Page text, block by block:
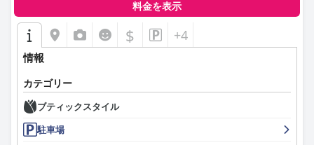
料金を表示
$ +4
情報
カテゴリー
ブティックスタイル
駐車場